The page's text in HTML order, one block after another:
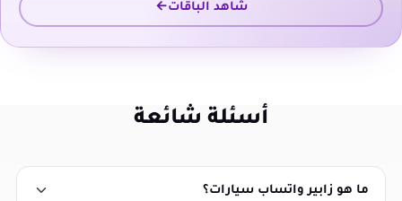
شاهد الباقات
أسئلة شائعة
ما هو زابير واتساب سيارات؟